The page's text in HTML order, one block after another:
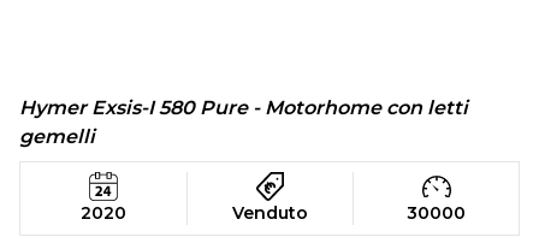
Hymer Exsis-I 580 Pure - Motorhome con letti
gemelli
2020 Venduto 30000